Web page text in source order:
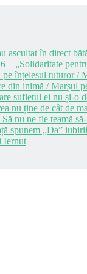
ascultat în direct
– „Solidaritate
înțelesul tuturor /
din inimă / Marșul
sufletul ei nu și-o
nu ține de cât de
nu ne fie teamă
spunem „Da” iubirii
Iernut